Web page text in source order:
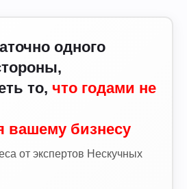
одного
то, что годами не
вашему бизнесу
от экспертов Нескучных